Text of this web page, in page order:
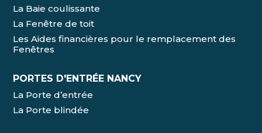
La Baie coulissante
La Fenêtre de toit
Les Aides financières pour le remplacement des
Fenêtres
PORTES D'ENTRÉE NANCY
La Porte d’entrée
La Porte blindée